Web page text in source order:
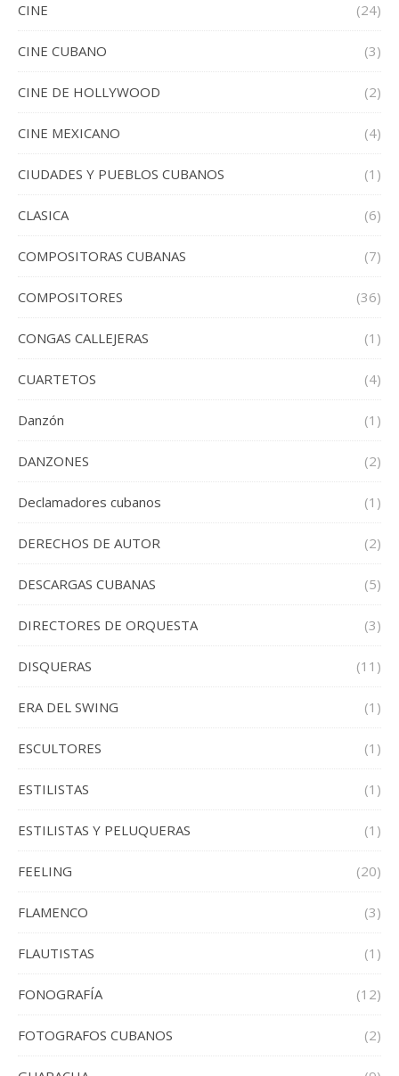
CINE (24)
CINE CUBANO (3)
CINE DE HOLLYWOOD (2)
CINE MEXICANO (4)
CIUDADES Y PUEBLOS CUBANOS (1)
CLASICA (6)
COMPOSITORAS CUBANAS (7)
COMPOSITORES (36)
CONGAS CALLEJERAS (1)
CUARTETOS (4)
Danzón (1)
DANZONES (2)
Declamadores cubanos (1)
DERECHOS DE AUTOR (2)
DESCARGAS CUBANAS (5)
DIRECTORES DE ORQUESTA (3)
DISQUERAS (11)
ERA DEL SWING (1)
ESCULTORES (1)
ESTILISTAS (1)
ESTILISTAS Y PELUQUERAS (1)
FEELING (20)
FLAMENCO (3)
FLAUTISTAS (1)
FONOGRAFÍA (12)
FOTOGRAFOS CUBANOS (2)